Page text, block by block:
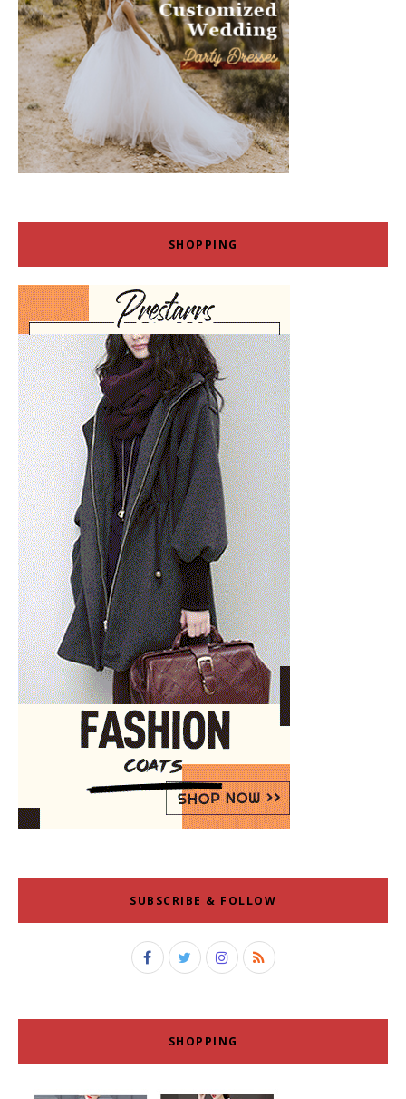
SHOPPING
SUBSCRIBE & FOLLOW
SHOPPING